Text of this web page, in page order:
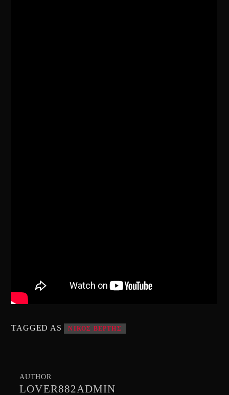
TAGGED AS ΝΙΚΟΣ ΒΕΡΤΗΣ
AUTHOR
LOVER882ADMIN